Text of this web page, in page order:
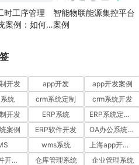
时工序管理
案例：如何
智能物联能源集控平台
案例
开发 app开发
app开发案例
统
crm系统定制
crm系统开发
开发
ERP系统
ERP系统定制多少钱一套
案例
ERP软件开发
OA办公系统开发
wms系统
上海app开发公司
上海软件开发公司
仓库管理系统
企业管理系统